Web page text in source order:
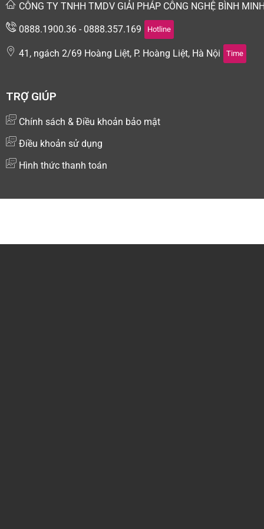
CÔNG TY TNHH TMDV GIẢI PHÁP CÔNG NGHỆ BÌNH
0888.1900.36 - 0888.357.169 Hotline
41, ngách 2/69 Hoàng Liệt, P. Hoàng Liệt, Hà Nội Time
TRỢ GIÚP
Chính sách & Điều khoản bảo mật
Điều khoản sử dụng
Hình thức thanh toán